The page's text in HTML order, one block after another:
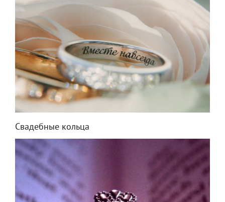
Свадебные кольца